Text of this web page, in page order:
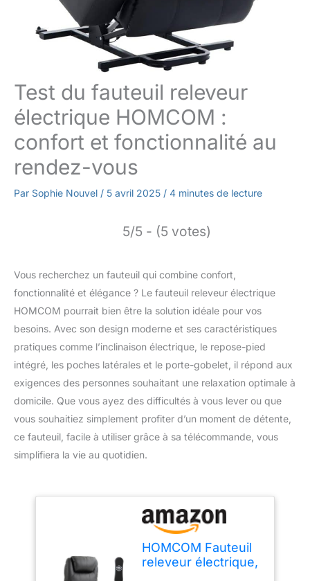
Test du fauteuil releveur
électrique HOMCOM :
confort et fonctionnalité au
rendez-vous
Par Sophie Nouvel / 5 avril 2025 / 4 minutes de lecture
5/5 - (5 votes)
Vous recherchez un fauteuil qui combine confort,
fonctionnalité et élégance ? Le fauteuil releveur électrique
HOMCOM pourrait bien être la solution idéale pour vos
besoins. Avec son design moderne et ses caractéristiques
pratiques comme l’inclinaison électrique, le repose-pied
intégré, les poches latérales et le porte-gobelet, il répond aux
exigences des personnes souhaitant une relaxation optimale à
domicile. Que vous ayez des difficultés à vous lever ou que
vous souhaitiez simplement profiter d’un moment de détente,
ce fauteuil, facile à utiliser grâce à sa télécommande, vous
simplifiera la vie au quotidien.
HOMCOM Fauteuil
releveur électrique,